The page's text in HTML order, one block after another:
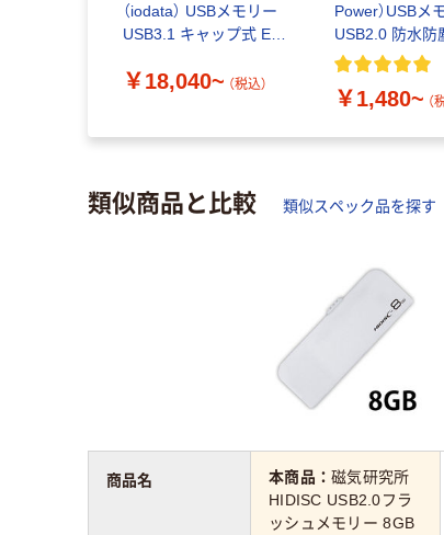
（iodata） USBメモリー
USB3.1 キャップ式 ED-
8GB/16GB
￥18,040~ （税込）
Power）USBメ
USB2.0 防水防
デル Firma F80
￥1,480~ （
類似商品と比較 類似スペック品を探す
本商品：磁気研究所
HIDISC USB2.0フラ
ッシュメモリー 8GB
商品名